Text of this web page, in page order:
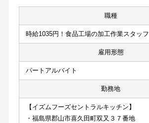
職種
時給1035円！食品工場の加工作業スタッフ
雇用形態
パートアルバイト
勤務地
【イズムフーズセントラルキッチン】
・福島県郡山市喜久田町双又３７番地